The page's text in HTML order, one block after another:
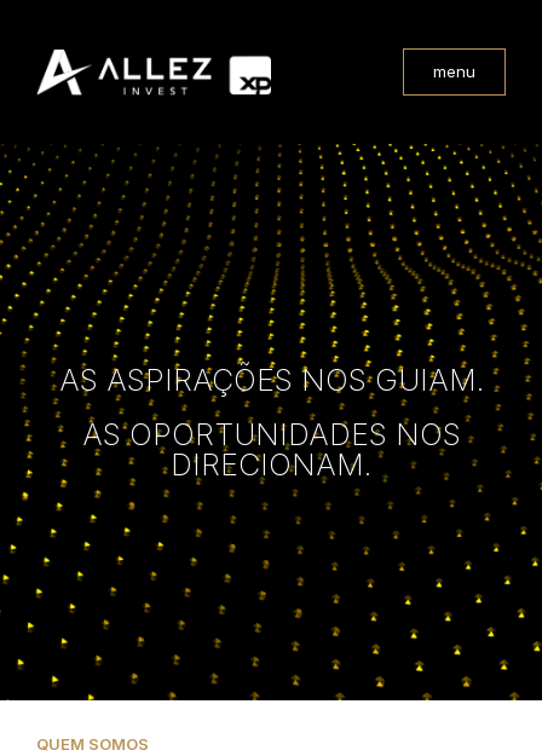
menu
AS ASPIRAÇÕES NOS GUIAM.
AS OPORTUNIDADES NOS
DIRECIONAM.
QUEM SOMOS